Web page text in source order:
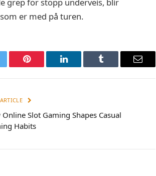
er med på turen.
Pinterest LinkedIn Tumblr Email
Online Slot Gaming Shapes Casual
Habits